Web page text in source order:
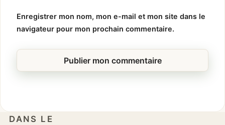
Enregistrer mon nom, mon e-mail et mon site dans le
navigateur pour mon prochain commentaire.
DANS LE